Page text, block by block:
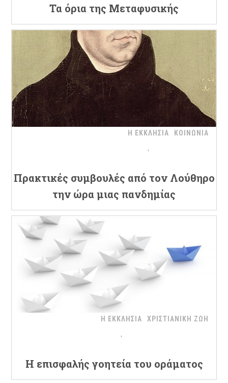
Τα όρια της Μεταφυσικής
Η ΕΚΚΛΗΣΙΑ ΚΟΙΝΩΝΙΑ
Πρακτικές συμβουλές από τον Λούθηρο
την ώρα μιας πανδημίας
Η ΕΚΚΛΗΣΙΑ ΧΡΙΣΤΙΑΝΙΚΗ ΖΩΗ
Η επισφαλής γοητεία του οράματος